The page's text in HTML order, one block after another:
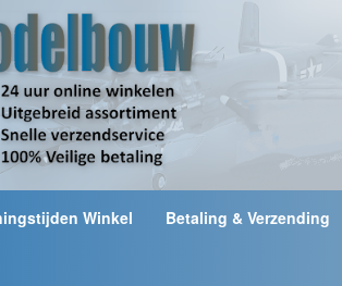
Winkel Betaling & Verzending